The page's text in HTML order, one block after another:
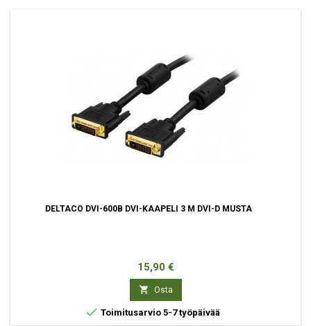
DELTACO DVI-600B DVI-KAAPELI 3 M DVI-D MUSTA
Hinta
15,90 €
 Osta
 Toimitusarvio 5-7 työpäivää